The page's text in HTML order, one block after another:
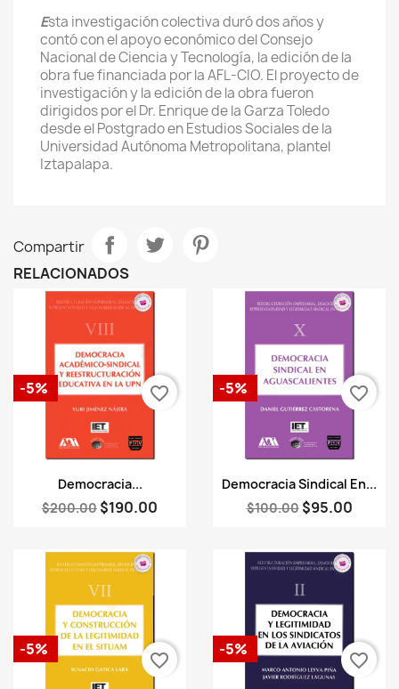
Esta investigación colectiva duró dos años y
contó con el apoyo económico del Consejo
Nacional de Ciencia y Tecnología, la edición de la
obra fue financiada por la AFL-CIO. El proyecto de
investigación y la edición de la obra fueron
dirigidos por el Dr. Enrique de la Garza Toledo
desde el Postgrado en Estudios Sociales de la
Universidad Autónoma Metropolitana, plantel
Iztapalapa.
Compartir
RELACIONADOS
Vista rápida
Democracia...
$200.00 $190.00
-5% favorite_border
Vista rápida
Democracia Sindical En...
$100.00 $95.00
-5% favorite_border
-5%
favorite_border
-5%
favorite_border